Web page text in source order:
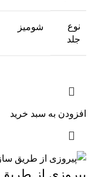
نوع
جلد
شومیز
افزودن به سبد خرید